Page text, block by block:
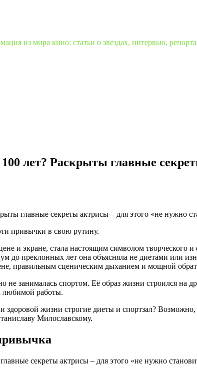
из мира кино: статьи о звездах, интервью,
лет? Раскрыты главные
привычки в свою рутину.
и экране, стала настоящим символом творческого
до преклонных лет она объясняла не диетами или
правильным сценическим дыханием и мощной
не занималась спортом. Её образ жизни строился
любимой работы.
здоровой жизни строгие диеты и спортзал?
Милославскому.